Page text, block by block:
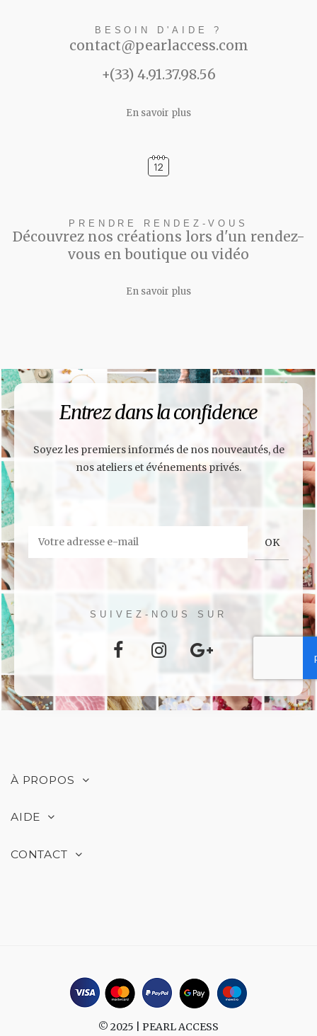
BESOIN D'AIDE ?
contact@pearlaccess.com
+(33) 4.91.37.98.56
En savoir plus
PRENDRE RENDEZ-VOUS
Découvrez nos créations lors d'un rendez-
vous en boutique ou vidéo
En savoir plus
Entrez dans la confidence
Soyez les premiers informés de nos nouveautés, de
nos ateliers et événements privés.
SUIVEZ-NOUS SUR
À PROPOS
AIDE
CONTACT
© 2025 | PEARL ACCESS